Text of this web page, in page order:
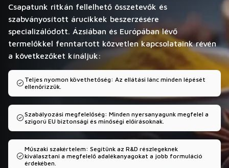
Csapatunk ritkán fellelhető összetevők és
szabványosított árucikkek beszerzésére
specializálódott. Ázsiában és Európában lévő
termelőkkel fenntartott közvetlen kapcsolataink révén
a következőket kínáljuk:
Teljes nyomon követhetőség: Az ellátási lánc minden lépését
ellenőrizzük.
Szabályozási megfelelőség: Minden nyersanyagunk megfelel a
szigorú EU biztonsági és minőségi előírásoknak.
Műszaki szakértelem: Segítünk az R&D részlegeknek
kiválasztani a megfelelő adalékanyagokat a jobb formuláció
érdekében.